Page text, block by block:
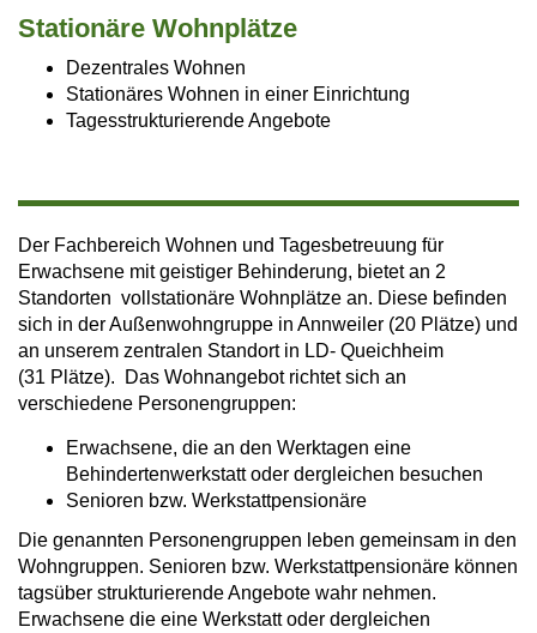
Sta­tio­nä­re Wohn­plät­ze
Dezentrales Wohnen
Stationäres Wohnen in einer Einrichtung
Tagesstrukturierende Angebote
Der Fachbereich Wohnen und Tagesbetreuung für
Erwachsene mit geistiger Behinderung, bietet an 2
Standorten vollstationäre Wohnplätze an. Diese befinden
sich in der Außenwohngruppe in Annweiler (20 Plätze) und
an unserem zentralen Standort in LD- Queichheim
(31 Plätze). Das Wohnangebot richtet sich an
verschiedene Personengruppen:
Erwachsene, die an den Werktagen eine
Behindertenwerkstatt oder dergleichen besuchen
Senioren bzw. Werkstattpensionäre
Die genannten Personengruppen leben gemeinsam in den
Wohngruppen. Senioren bzw. Werkstattpensionäre können
tagsüber strukturierende Angebote wahr nehmen.
Erwachsene die eine Werkstatt oder dergleichen